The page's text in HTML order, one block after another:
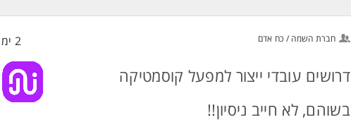
חברת השמה / כח אדם 2 ימים
דרושים עובדי ייצור למפעל קוסמטיקה
בשוהם, לא חייב ניסיון!!